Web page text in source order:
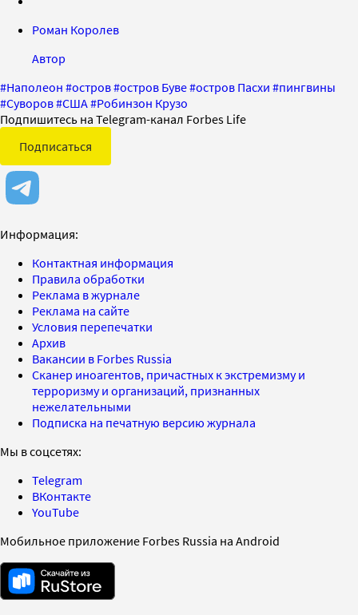
Роман Королев
Автор
#Наполеон #остров#остров Буве#остров Пасхи #пингвины
#Суворов#США#Робинзон Крузо
Подпишитесь на Telegram-канал Forbes Life
Подписаться
Информация:
Контактная информация
Правила обработки
Реклама в журнале
Реклама на сайте
Условия перепечатки
Архив
Вакансии в Forbes Russia
Сканер иноагентов, причастных к экстремизму и
терроризму и организаций, признанных
нежелательными
Подписка на печатную версию журнала
Мы в соцсетях:
Telegram
ВКонтакте
YouTube
Мобильное приложение Forbes Russia на Android